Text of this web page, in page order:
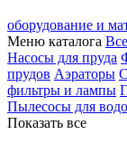
оборудование и
Меню каталога
Насосы для пруда
прудов Аэраторы
фильтры и лампы
Пылесосы для
Показать все